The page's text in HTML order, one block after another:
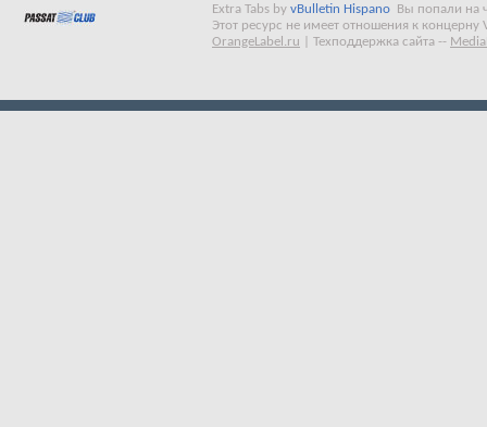
Extra Tabs by vBulletin Hispano
Вы попали на
Этот ресурс не имеет отношения к концерну
OrangeLabel.ru
Техподдержка сайта --